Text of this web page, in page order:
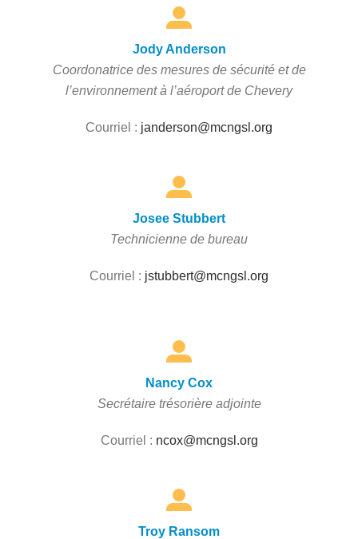
Jody Anderson
Coordonatrice des mesures de sécurité et de
l’environnement à l’aéroport de Chevery
Courriel : janderson@mcngsl.org
Josee Stubbert
Technicienne de bureau
Courriel : jstubbert@mcngsl.org
Nancy Cox
Secrétaire trésorière adjointe
Courriel : ncox@mcngsl.org
Troy Ransom